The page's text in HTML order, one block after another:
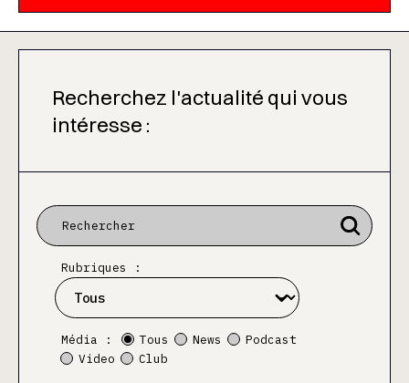
Recherchez l'actualité qui vous
intéresse :
Rubriques :
Média : Tous News
Podcast
Video
Club